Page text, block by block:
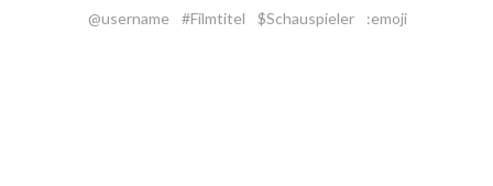
@username #Filmtitel $Schauspieler :emoji